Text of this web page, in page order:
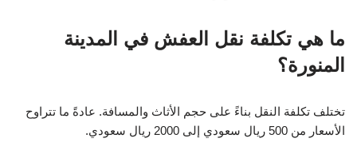
ما هي تكلفة نقل العفش في المدينة
المنورة؟
تختلف تكلفة النقل بناءً على حجم الأثاث والمسافة. عادةً ما تتراوح
الأسعار من 500 ريال سعودي إلى 2000 ريال سعودي.